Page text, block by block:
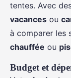
tentes. Avec
vacances ou
à comparer les
chauffée ou
Budget et